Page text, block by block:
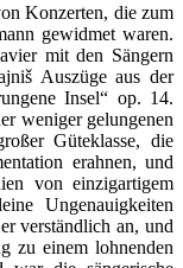
Konzerten, die zum
gewidmet waren.
mit den Sängern
Auszüge aus der
Insel“ op. 14.
weniger gelungenen
Güteklasse, die
erahnen, und
von einzigartigem
Ungenauigkeiten
verständlich an, und
zu einem lohnenden